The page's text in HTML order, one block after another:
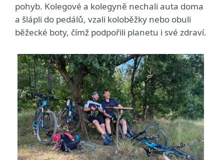
pohyb. Kolegové a kolegyně nechali auta doma
a šlápli do pedálů, vzali koloběžky nebo obuli
běžecké boty, čímž podpořili planetu i své zdraví.